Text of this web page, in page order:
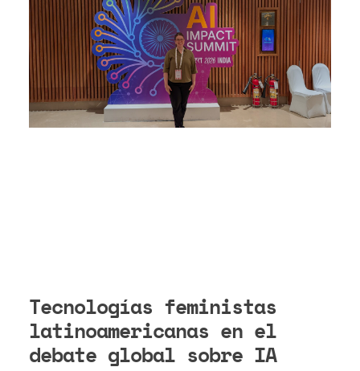
Tecnologías feministas
latinoamericanas en el
debate global sobre IA